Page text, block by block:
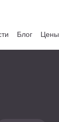
Блог Цены